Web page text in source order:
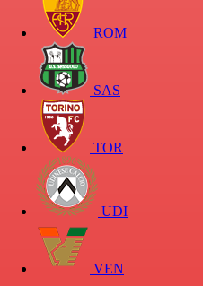
ROM
SAS
TOR
UDI
VEN